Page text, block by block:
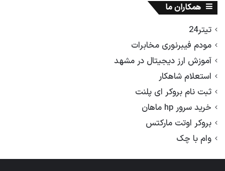
همکاران ما
تیتر24
مودم فیبرنوری مخابرات
آموزش ارز دیجیتال در مشهد
استعلام شاهکار
ثبت نام بروکر ای پلنت
خرید سرور hp ماهان
بروکر اوتت مارکتس
وام با چک